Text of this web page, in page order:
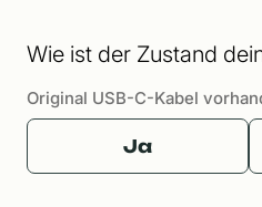
Wie ist der Zustand
Original USB-C-Kabel
Ja